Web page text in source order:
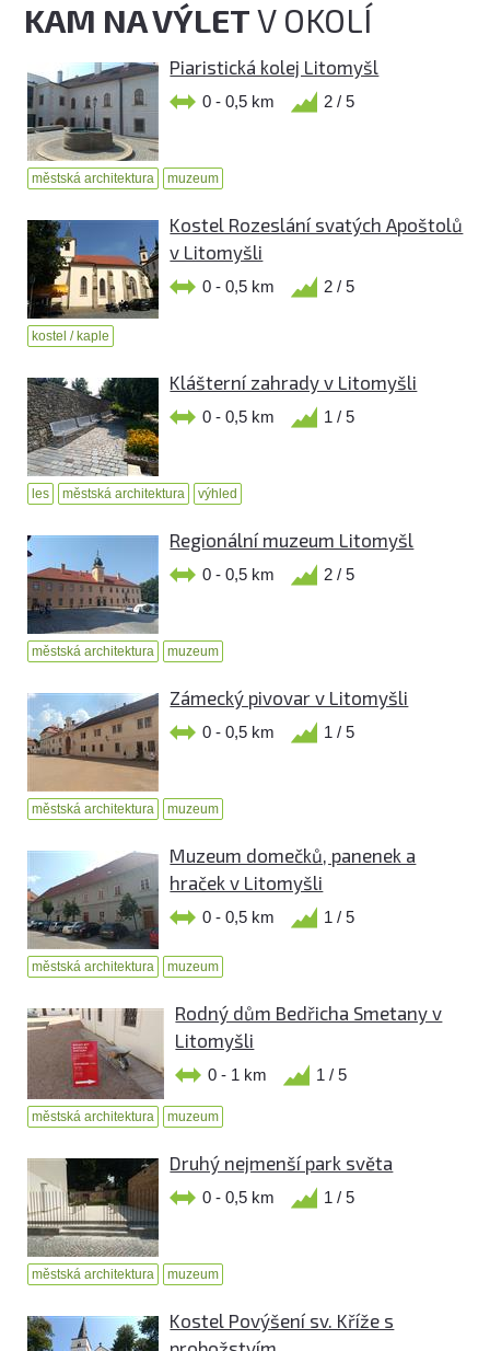
KAM NA VÝLETV OKOLÍ
Piaristická kolej Litomyšl
0 - 0,5 km 2 / 5
městská architektura muzeum
Kostel Rozeslání svatých Apoštolů
v Litomyšli
0 - 0,5 km 2 / 5
kostel / kaple
Klášterní zahrady v Litomyšli
0 - 0,5 km 1 / 5
les městská architektura výhled
Regionální muzeum Litomyšl
0 - 0,5 km 2 / 5
městská architektura muzeum
Zámecký pivovar v Litomyšli
0 - 0,5 km 1 / 5
městská architektura muzeum
Muzeum domečků, panenek a
hraček v Litomyšli
0 - 0,5 km 1 / 5
městská architektura muzeum
Rodný dům Bedřicha Smetany v
Litomyšli
0 - 1 km 1 / 5
městská architektura muzeum
Druhý nejmenší park světa
0 - 0,5 km 1 / 5
městská architektura muzeum
Kostel Povýšení sv. Kříže s